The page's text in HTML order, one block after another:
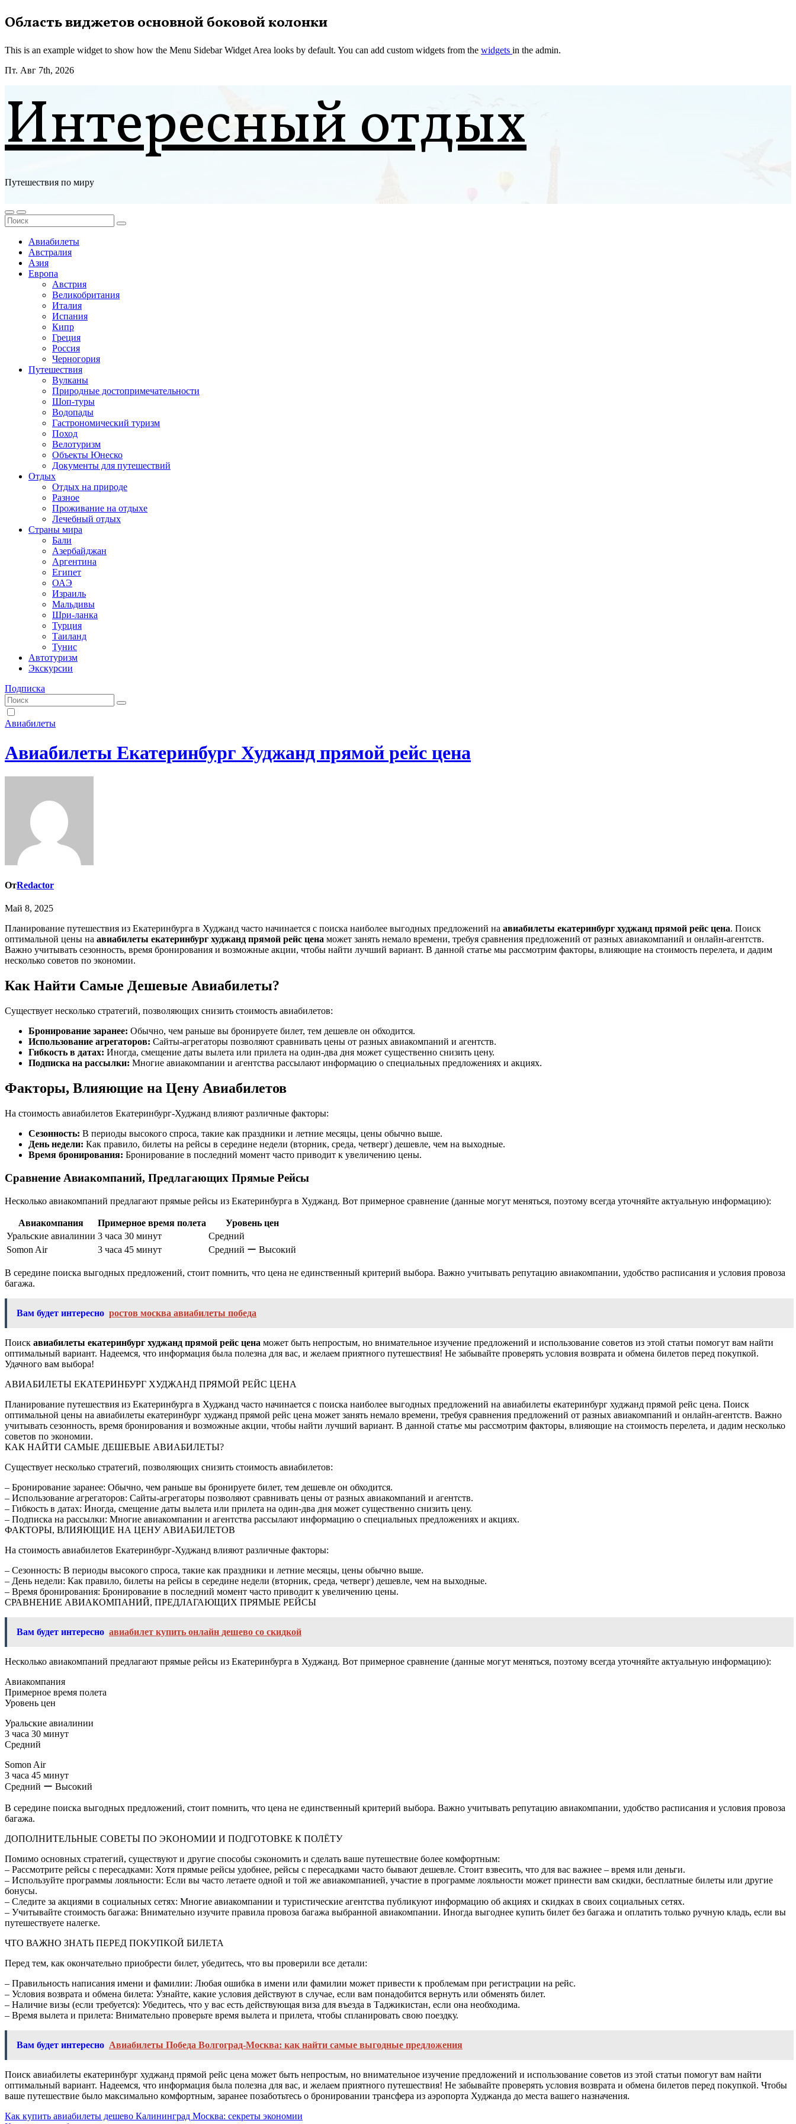
Перейти
к
Область виджетов основной боковой колонки
This is an example widget to show how the Menu Sidebar Widget Area looks by default. You can add custom widgets from the widgets in the admin.
Пт. Авг 7th, 2026
Интересный отдых
Путешествия по миру
Авиабилеты
Австралия
Азия
Европа
Австрия
Великобритания
Италия
Испания
Кипр
Греция
Россия
Черногория
Путешествия
Вулканы
Природные достопримечательности
Шоп-туры
Водопады
Гастрономический туризм
Поход
Велотуризм
Объекты Юнеско
Документы для путешествий
Отдых
Отдых на природе
Разное
Проживание на отдыхе
Лечебный отдых
Страны мира
Бали
Азербайджан
Аргентина
Египет
ОАЭ
Израиль
Мальдивы
Шри-ланка
Турция
Таиланд
Тунис
Автотуризм
Экскурсии
Подписка
Авиабилеты
Авиабилеты Екатеринбург Худжанд прямой рейс цена
ОтRedactor
Май 8, 2025
Планирование путешествия из Екатеринбурга в Худжанд часто начинается с поиска наиболее выгодных предложений на авиабилеты екатеринбург худжанд прямой рейс цена. Поиск
оптимальной цены на авиабилеты екатеринбург худжанд прямой рейс цена может занять немало времени, требуя сравнения предложений от разных авиакомпаний и онлайн-агентств.
Важно учитывать сезонность, время бронирования и возможные акции, чтобы найти лучший вариант. В данной статье мы рассмотрим факторы, влияющие на стоимость перелета, и дадим
несколько советов по экономии.
Как Найти Самые Дешевые Авиабилеты?
Существует несколько стратегий, позволяющих снизить стоимость авиабилетов:
Бронирование заранее: Обычно, чем раньше вы бронируете билет, тем дешевле он обходится.
Использование агрегаторов: Сайты-агрегаторы позволяют сравнивать цены от разных авиакомпаний и агентств.
Гибкость в датах: Иногда, смещение даты вылета или прилета на один-два дня может существенно снизить цену.
Подписка на рассылки: Многие авиакомпании и агентства рассылают информацию о специальных предложениях и акциях.
Факторы, Влияющие на Цену Авиабилетов
На стоимость авиабилетов Екатеринбург-Худжанд влияют различные факторы:
Сезонность: В периоды высокого спроса, такие как праздники и летние месяцы, цены обычно выше.
День недели: Как правило, билеты на рейсы в середине недели (вторник, среда, четверг) дешевле, чем на выходные.
Время бронирования: Бронирование в последний момент часто приводит к увеличению цены.
Сравнение Авиакомпаний, Предлагающих Прямые Рейсы
Несколько авиакомпаний предлагают прямые рейсы из Екатеринбурга в Худжанд. Вот примерное сравнение (данные могут меняться, поэтому всегда уточняйте актуальную информацию):
Авиакомпания Примерное время полета
Уровень цен
Уральские авиалинии 3 часа 30 минут
Средний
Somon Air
3 часа 45 минут Средний ー Высокий
В середине поиска выгодных предложений, стоит помнить, что цена не единственный критерий выбора. Важно учитывать репутацию авиакомпании, удобство расписания и условия провоза
багажа.
Вам будет интересно ростов москва авиабилеты победа
Поиск авиабилеты екатеринбург худжанд прямой рейс цена может быть непростым, но внимательное изучение предложений и использование советов из этой статьи помогут вам найти
оптимальный вариант. Надеемся, что информация была полезна для вас, и желаем приятного путешествия! Не забывайте проверять условия возврата и обмена билетов перед покупкой.
Удачного вам выбора!
АВИАБИЛЕТЫ ЕКАТЕРИНБУРГ ХУДЖАНД ПРЯМОЙ РЕЙС ЦЕНА
Планирование путешествия из Екатеринбурга в Худжанд часто начинается с поиска наиболее выгодных предложений на авиабилеты екатеринбург худжанд прямой рейс цена. Поиск
оптимальной цены на авиабилеты екатеринбург худжанд прямой рейс цена может занять немало времени, требуя сравнения предложений от разных авиакомпаний и онлайн-агентств. Важно
учитывать сезонность, время бронирования и возможные акции, чтобы найти лучший вариант. В данной статье мы рассмотрим факторы, влияющие на стоимость перелета, и дадим несколько
советов по экономии.
КАК НАЙТИ САМЫЕ ДЕШЕВЫЕ АВИАБИЛЕТЫ?
Существует несколько стратегий, позволяющих снизить стоимость авиабилетов:
– Бронирование заранее: Обычно, чем раньше вы бронируете билет, тем дешевле он обходится.
– Использование агрегаторов: Сайты-агрегаторы позволяют сравнивать цены от разных авиакомпаний и агентств.
– Гибкость в датах: Иногда, смещение даты вылета или прилета на один-два дня может существенно снизить цену.
– Подписка на рассылки: Многие авиакомпании и агентства рассылают информацию о специальных предложениях и акциях.
ФАКТОРЫ, ВЛИЯЮЩИЕ НА ЦЕНУ АВИАБИЛЕТОВ
На стоимость авиабилетов Екатеринбург-Худжанд влияют различные факторы:
– Сезонность: В периоды высокого спроса, такие как праздники и летние месяцы, цены обычно выше.
– День недели: Как правило, билеты на рейсы в середине недели (вторник, среда, четверг) дешевле, чем на выходные.
– Время бронирования: Бронирование в последний момент часто приводит к увеличению цены.
СРАВНЕНИЕ АВИАКОМПАНИЙ, ПРЕДЛАГАЮЩИХ ПРЯМЫЕ РЕЙСЫ
Вам будет интересно авиабилет купить онлайн дешево со скидкой
Несколько авиакомпаний предлагают прямые рейсы из Екатеринбурга в Худжанд. Вот примерное сравнение (данные могут меняться, поэтому всегда уточняйте актуальную информацию):
Авиакомпания
Примерное время полета
Уровень цен
Уральские авиалинии
3 часа 30 минут
Средний
Somon Air
3 часа 45 минут
Средний ー Высокий
В середине поиска выгодных предложений, стоит помнить, что цена не единственный критерий выбора. Важно учитывать репутацию авиакомпании, удобство расписания и условия провоза
багажа.
ДОПОЛНИТЕЛЬНЫЕ СОВЕТЫ ПО ЭКОНОМИИ И ПОДГОТОВКЕ К ПОЛЁТУ
Помимо основных стратегий, существуют и другие способы сэкономить и сделать ваше путешествие более комфортным:
– Рассмотрите рейсы с пересадками: Хотя прямые рейсы удобнее, рейсы с пересадками часто бывают дешевле. Стоит взвесить, что для вас важнее – время или деньги.
– Используйте программы лояльности: Если вы часто летаете одной и той же авиакомпанией, участие в программе лояльности может принести вам скидки, бесплатные билеты или другие
бонусы.
– Следите за акциями в социальных сетях: Многие авиакомпании и туристические агентства публикуют информацию об акциях и скидках в своих социальных сетях.
– Учитывайте стоимость багажа: Внимательно изучите правила провоза багажа выбранной авиакомпании. Иногда выгоднее купить билет без багажа и оплатить только ручную кладь, если вы
путешествуете налегке.
ЧТО ВАЖНО ЗНАТЬ ПЕРЕД ПОКУПКОЙ БИЛЕТА
Перед тем, как окончательно приобрести билет, убедитесь, что вы проверили все детали:
– Правильность написания имени и фамилии: Любая ошибка в имени или фамилии может привести к проблемам при регистрации на рейс.
– Условия возврата и обмена билета: Узнайте, какие условия действуют в случае, если вам понадобится вернуть или обменять билет.
– Наличие визы (если требуется): Убедитесь, что у вас есть действующая виза для въезда в Таджикистан, если она необходима.
– Время вылета и прилета: Внимательно проверьте время вылета и прилета, чтобы спланировать свою поездку.
Вам будет интересно Авиабилеты Победа Волгоград-Москва: как найти самые выгодные предложения
Поиск авиабилеты екатеринбург худжанд прямой рейс цена может быть непростым, но внимательное изучение предложений и использование советов из этой статьи помогут вам найти
оптимальный вариант. Надеемся, что информация была полезна для вас, и желаем приятного путешествия! Не забывайте проверять условия возврата и обмена билетов перед покупкой. Чтобы
ваше путешествие было максимально комфортным, заранее позаботьтесь о бронировании трансфера из аэропорта Худжанда до места вашего назначения.
Навигация
Как купить авиабилеты дешево Калининград Москва: секреты экономии